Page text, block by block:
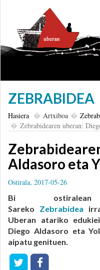
ZEBRABIDEA
Hasiera Artxiboa
Zebrabidearen uberan:
Aldasoro eta
Ostirala, 2017-05-26
Bi
Sareko Zebrabidea
Uberan atariko
Diego Aldasoro eta
aipatu genituen.